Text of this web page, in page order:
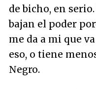
de bicho, en
bajan el poder
me da a mi que
eso, o tiene
Negro.